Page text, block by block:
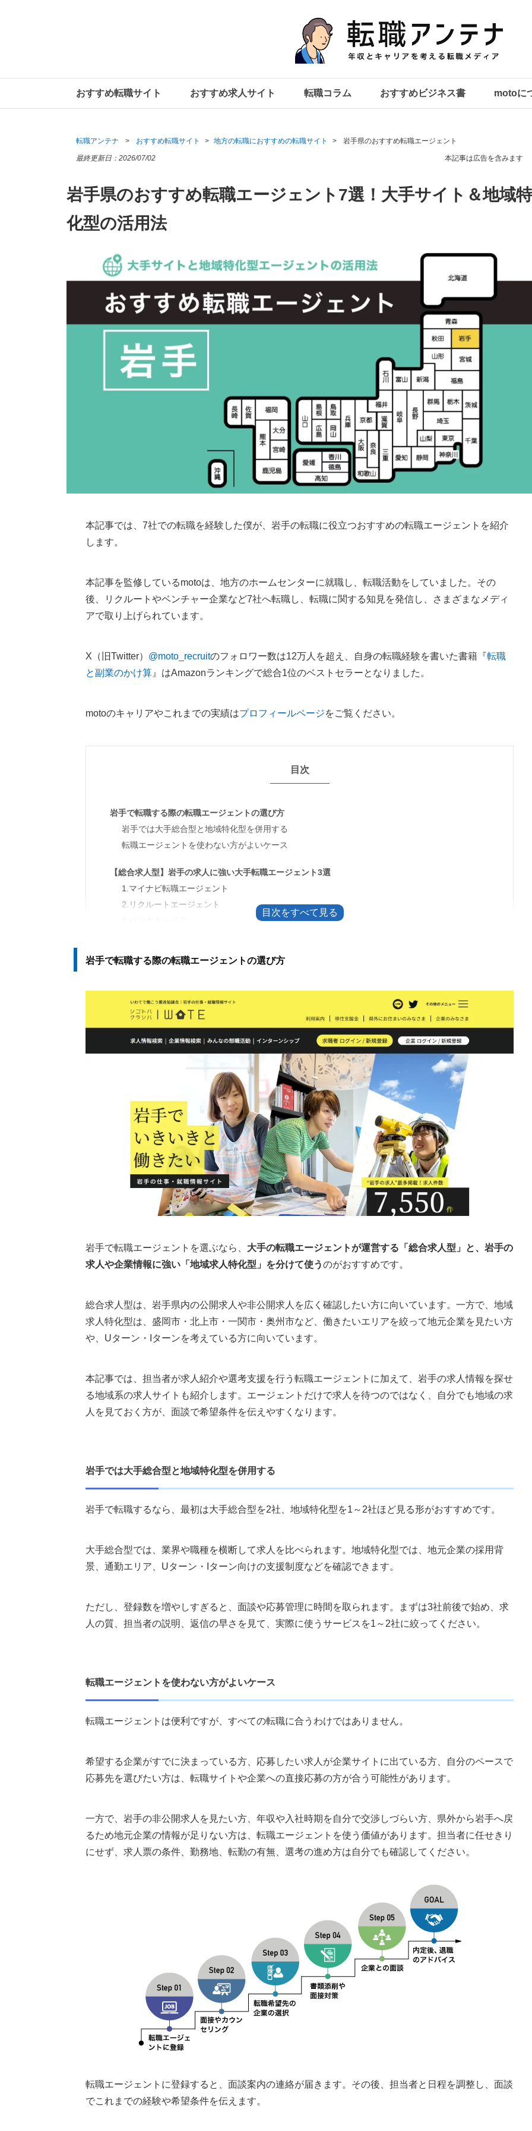
おすすめ転職サイト おすすめ求人サイト 転職コラム おすすめビジネス書 motoに
転職アンテナ おすすめ転職サイト 地方の転職におすすめの転職サイト 岩手県のおすすめ転職エージェント
本記事は広告を含みます
最終更新日： 2026/07/02
岩手県のおすすめ転職エージェント7選！大手サイト＆地域特
化型の活用法
本記事では、7社での転職を経験した僕が、岩手の転職に役立つおすすめの転職エージェントを紹介
します。
本記事を監修しているmotoは、地方のホームセンターに就職し、転職活動をしていました。その
後、リクルートやベンチャー企業など7社へ転職し、転職に関する知見を発信し、さまざまなメディ
アで取り上げられています。
X（旧Twitter） @moto_recruitのフォロワー数は12万人を超え、自身の転職経験を書いた書籍『転職
と副業のかけ算 』はAmazonランキングで総合1位のベストセラーとなりました。
motoのキャリアやこれまでの実績はプロフィールページをご覧ください。
目次
岩手で転職する際の転職エージェントの選び方
岩手では大手総合型と地域特化型を併用する
転職エージェントを使わない方がよいケース
【総合求人型】岩手の求人に強い大手転職エージェント3選
1.マイナビ転職エージェント
2.リクルートエージェント
1.シゴトバクラシバいわて
4.ヒューレックス
岩手の転職で転職エージェントを利用するメリットと注意点
1.岩手の企業事情や転職情報が手に入る
2.岩手の非公開求人を紹介してもらえる
3.年収や入社時期の交渉を任せられる
4.担当者との相性が合わない場合は切り替える
岩手で転職エージェントは何社使うべき？
岩手の優良企業を探すときの見方
岩手の転職市場について
岩手の有効求人倍率
岩手の平均年収
岩手の転職エージェントまとめ
執筆者・監修者のmotoについて
岩手で転職する際の転職エージェントの選び方
岩手で転職エージェントを選ぶなら、 大手の転職エージェントが運営する「総合求人型」と、岩手の
求人や企業情報に強い「地域求人特化型」を分けて使うのがおすすめです。
総合求人型は、岩手県内の公開求人や非公開求人を広く確認したい方に向いています。一方で、地域
求人特化型は、盛岡市・北上市・一関市・奥州市など、働きたいエリアを絞って地元企業を見たい方
や、Uターン・Iターンを考えている方に向いています。
本記事では、担当者が求人紹介や選考支援を行う転職エージェントに加えて、岩手の求人情報を探せ
る地域系の求人サイトも紹介します。エージェントだけで求人を待つのではなく、自分でも地域の求
人を見ておく方が、面談で希望条件を伝えやすくなります。
岩手では大手総合型と地域特化型を併用する
岩手で転職するなら、最初は大手総合型を2社、地域特化型を1～2社ほど見る形がおすすめです。
大手総合型では、業界や職種を横断して求人を比べられます。地域特化型では、地元企業の採用背
景、通勤エリア、Uターン・Iターン向けの支援制度などを確認できます。
ただし、登録数を増やしすぎると、面談や応募管理に時間を取られます。まずは3社前後で始め、求
人の質、担当者の説明、返信の早さを見て、実際に使うサービスを1～2社に絞ってください。
転職エージェントを使わない方がよいケース
転職エージェントは便利ですが、すべての転職に合うわけではありません。
希望する企業がすでに決まっている方、応募したい求人が企業サイトに出ている方、自分のペースで
応募先を選びたい方は、転職サイトや企業への直接応募の方が合う可能性があります。
一方で、岩手の非公開求人を見たい方、年収や入社時期を自分で交渉しづらい方、県外から岩手へ戻
るため地元企業の情報が足りない方は、転職エージェントを使う価値があります。担当者に任せきり
にせず、求人票の条件、勤務地、転勤の有無、選考の進め方は自分でも確認してください。
転職エージェントに登録すると、面談案内の連絡が届きます。その後、担当者と日程を調整し、面談
でこれまでの経験や希望条件を伝えます。